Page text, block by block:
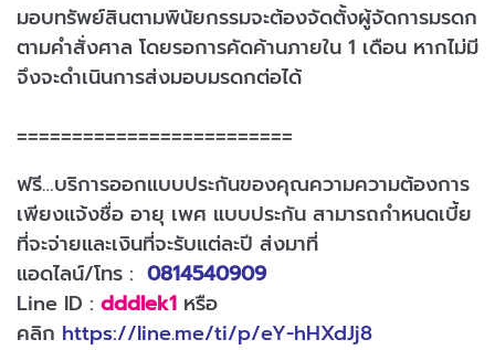
มอบทรัพย์สินตามพินัยกรรมจะต้องจัดตั้งผู้จัดการมรดก
ตามคำสั่งศาล โดยรอการคัดค้านภายใน 1 เดือน หากไม่มี
จึงจะดำเนินการส่งมอบมรดกต่อได้
=========================
ฟรี…บริการออกแบบประกันของคุณความความต้องการ
เพียงแจ้งชื่อ อายุ เพศ แบบประกัน สามารถกำหนดเบี้ย
ที่จะจ่ายและเงินที่จะรับแต่ละปี ส่งมาที่
แอดไลน์/โทร : 0814540909
Line ID : dddlek1 หรือ
คลิก https://line.me/ti/p/eY-hHXdJj8